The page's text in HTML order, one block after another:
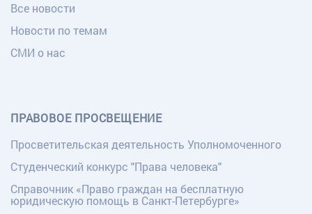
Все новости
Новости по темам
СМИ о нас
ПРАВОВОЕ ПРОСВЕЩЕНИЕ
Просветительская деятельность Уполномоченного
Студенческий конкурс "Права человека"
Справочник «Право граждан на бесплатную
юридическую помощь в Санкт-Петербурге»